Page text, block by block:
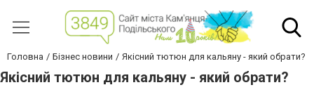
Головна Бізнес новини Якісний тютюн для кальяну - який обрати?
Якісний тютюн для кальяну - який обрати?